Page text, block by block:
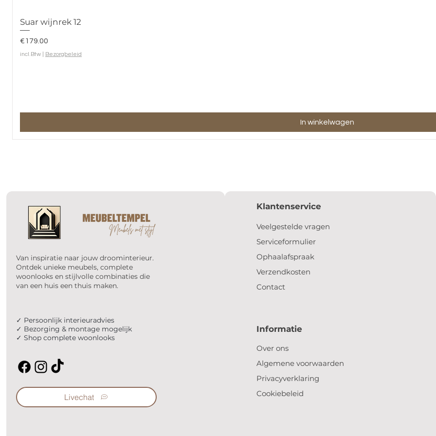
Suar wijnrek 12
Prijs
€179.00
incl.Btw Bezorgbeleid
In winkelwagen
Van inspiratie naar jouw droominterieur.
Ontdek unieke meubels, complete
woonlooks en stijlvolle combinaties die
van een huis een thuis maken.
✓ Persoonlijk interieuradvies
✓ Bezorging & montage mogelijk
✓ Shop complete woonlooks
Livechat
Klantenservice
Veelgestelde vragen
Serviceformulier
Ophaalafspraak
Verzendkosten
Contact
Informatie
Over ons
Algemene voorwaarden
Privacyverklaring
Cookiebeleid